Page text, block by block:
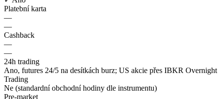
Platební karta
—
—
Cashback
—
—
24h trading
Ano, futures 24/5 na desítkách burz; US akcie přes IBKR Overnight
Trading
Ne (standardní obchodní hodiny dle instrumentu)
Pre-market